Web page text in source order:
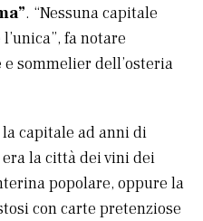
. “Nessuna capitale
fa notare
sommelier dell’osteria
capitale ad anni di
la città dei vini dei
popolare, oppure la
con carte pretenziose